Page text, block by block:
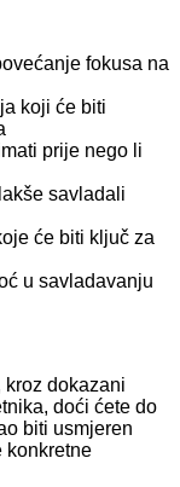
fokusa na
koji će biti
prije nego li
savladali
će biti ključ za
u savladavanju
kroz dokazani
doći ćete do
biti usmjeren
konkretne